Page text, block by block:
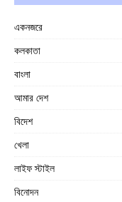
একনজরে
কলকাতা
বাংলা
আমার দেশ
বিদেশ
খেলা
লাইফ স্টাইল
বিনোদন